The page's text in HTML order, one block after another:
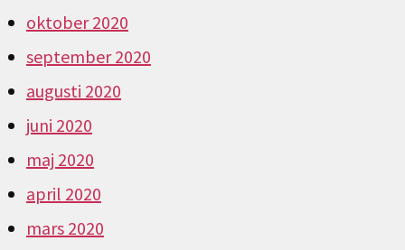
oktober 2020
september 2020
augusti 2020
juni 2020
maj 2020
april 2020
mars 2020